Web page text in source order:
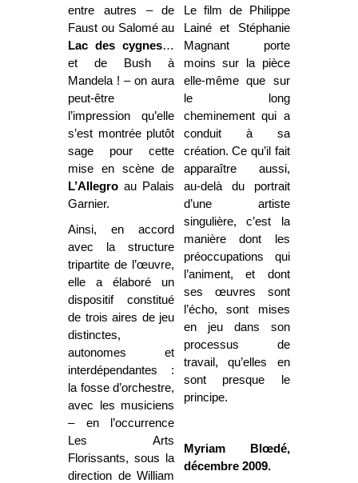
entre autres – de
Faust ou Salomé au
Lac des cygnes…
et de Bush à
Mandela ! – on aura
peut-être
l’impression qu’elle
s’est montrée plutôt
sage pour cette
mise en scène de
L’Allegro au Palais
Garnier.
Ainsi, en accord
avec la structure
tripartite de l’œuvre,
elle a élaboré un
dispositif constitué
de trois aires de jeu
distinctes,
autonomes et
interdépendantes :
la fosse d’orchestre,
avec les musiciens
– en l’occurrence
Les Arts
Florissants, sous la
direction de William
Le film de Philippe
Lainé et Stéphanie
Magnant porte
moins sur la pièce
elle-même que sur
le long
cheminement qui a
conduit à sa
création. Ce qu’il fait
apparaître aussi,
au-delà du portrait
d’une artiste
singulière, c’est la
manière dont les
préoccupations qui
l’animent, et dont
ses œuvres sont
l’écho, sont mises
en jeu dans son
processus de
travail, qu’elles en
sont presque le
principe.
Myriam Blœdé,
décembre 2009.